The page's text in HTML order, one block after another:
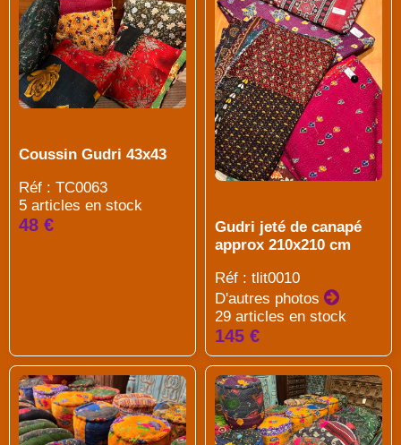
Coussin Gudri 43x43
Réf : TC0063
5 articles en stock
48 €
Gudri jeté de canapé
approx 210x210 cm
Réf : tlit0010
D'autres photos
29 articles en stock
145 €